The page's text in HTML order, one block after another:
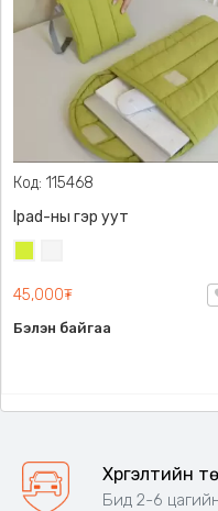
Код: 115468
Ipad-ны гэр уут
45,000₮
Бэлэн байгаа
Хүргэлтийн
Бид 2-6